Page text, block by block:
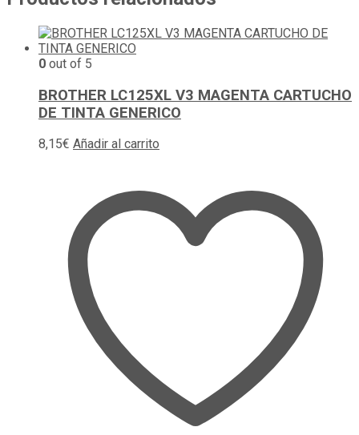
0 out of 5
BROTHER LC125XL V3 MAGENTA CARTUCHO
DE TINTA GENERICO
8,15€ Añadir al carrito